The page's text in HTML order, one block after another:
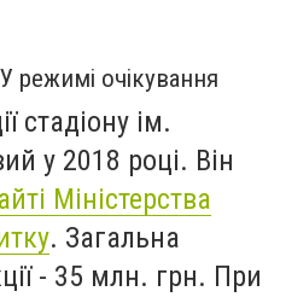
режимі очікування
стадіону ім.
у 2018 році. Він
Міністерства
. Загальна
- 35 млн. грн. При